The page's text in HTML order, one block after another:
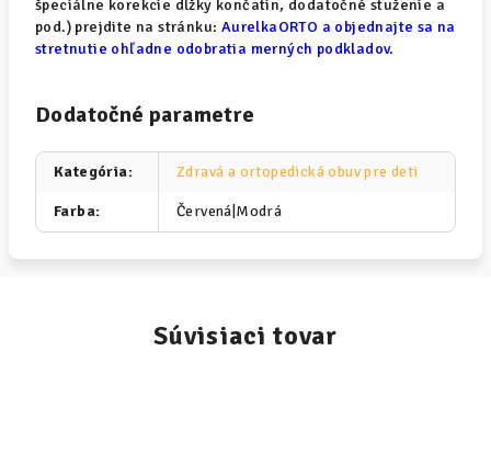
špeciálne korekcie dĺžky končatín, dodatočné stuženie a
pod.) prejdite na stránku: AurelkaORTO a objednajte sa na
stretnutie ohľadne odobratia merných podkladov.
Dodatočné parametre
Kategória: Zdravá a ortopedická obuv pre deti
Farba: Červená|Modrá
Súvisiaci tovar